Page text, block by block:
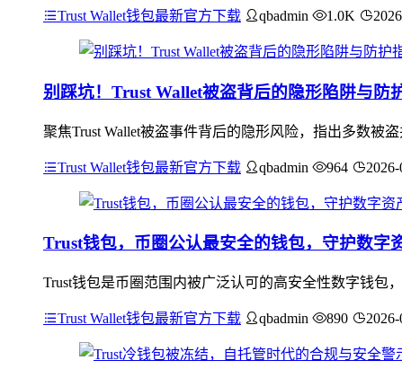
Trust Wallet钱包最新官方下载 qbadmin 1.0K
别踩坑！Trust Wallet被盗背后的隐形陷阱与防
聚焦Trust Wallet被盗事件背后的隐形风险，指出多数
Trust Wallet钱包最新官方下载 qbadmin 964
Trust钱包，币圈公认最安全的钱包，守护数字
Trust钱包是币圈范围内被广泛认可的高安全性数字钱包
Trust Wallet钱包最新官方下载 qbadmin 890